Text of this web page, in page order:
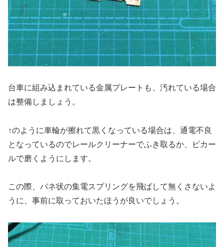
台車に組み込まれている金属プレートも、汚れている場合
は整備しましょう。
↑のように車輪が擦れて黒くなっている場合は、通電不良
となっているのでレールクリーナーでふき取るか、ピカー
ルで磨くようにします。
この際、バネ状の集電スプリングを飛ばして無くさないよ
うに、事前に取っておいたほうが良いでしょう。